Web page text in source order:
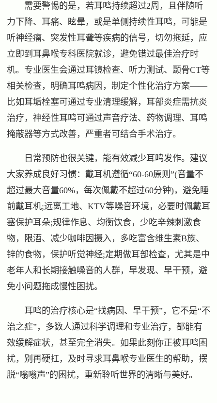
需要警惕的是，若耳鸣持续超过2周，且伴随听
力下降、耳痛、眩晕，或是单侧持续性耳鸣，可能是
听神经瘤、突发性耳聋等疾病的信号，切勿拖延，应
立即到耳鼻喉专科医院就诊，避免错过最佳治疗时
机。专业医生会通过耳镜检查、听力测试、颞骨CT等
相关检查，明确耳鸣病因，制定个性化治疗方案——
比如耳垢栓塞可通过专业清理缓解，耳部炎症需抗炎
治疗，神经性耳鸣可通过声音疗法、药物调理、耳鸣
掩蔽器等方式改善，严重者可结合手术治疗。
日常预防也很关键，能有效减少耳鸣发作。建议
大家养成良好习惯：戴耳机遵循“60-60原则”(音量不
超过最大音量60%，每次佩戴不超过60分钟)，避免睡
前戴耳机;远离工地、KTV等噪音环境，必要时佩戴耳
塞保护耳朵;规律作息、均衡饮食，少吃辛辣刺激食
物，限酒、减少咖啡因摄入，多吃富含维生素B族、
锌的食物，保护听觉神经;定期做耳部检查，尤其是中
老年人和长期接触噪音的人群，早发现、早干预，避
免小问题拖成慢性困扰。
耳鸣的治疗核心是“找病因、早干预”，它不是“不
治之症”，多数人通过科学调理和专业治疗，都能有
效缓解症状，甚至完全消失。如果此刻你正被耳鸣困
扰，别再硬扛，及时寻求耳鼻喉专业医生的帮助，摆
脱“嗡嗡声”的困扰，重新聆听世界的清晰与美好。